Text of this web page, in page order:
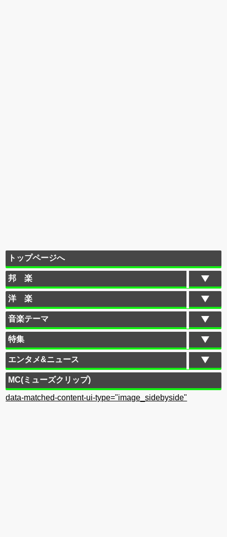
トップページへ
邦 楽
洋 楽
音楽テーマ
特集
エンタメ&ニュース
MC(ミューズクリップ)
data-matched-content-ui-type="image_sidebyside"